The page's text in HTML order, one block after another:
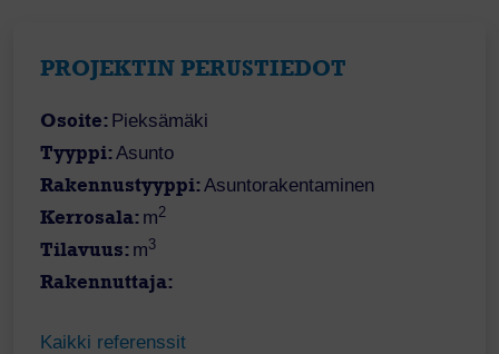
PROJEKTIN PERUSTIEDOT
Osoite: Pieksämäki
Tyyppi:Asunto
Rakennustyyppi:Asuntorakentaminen
Kerrosala: m2
Tilavuus: m3
Rakennuttaja:
Kaikki referenssit